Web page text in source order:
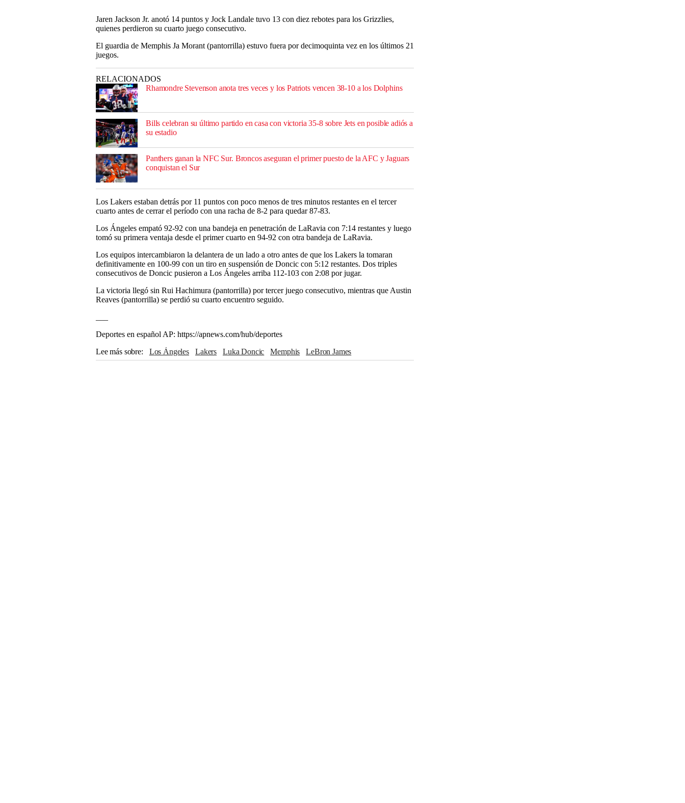
Jaren Jackson Jr. anotó 14 puntos y Jock Landale tuvo 13 con diez rebotes para los Grizzlies,
quienes perdieron su cuarto juego consecutivo.
El guardia de Memphis Ja Morant (pantorrilla) estuvo fuera por decimoquinta vez en los últimos 21
juegos.
RELACIONADOS
Rhamondre Stevenson anota tres veces y los Patriots vencen 38-10 a los Dolphins
Bills celebran su último partido en casa con victoria 35-8 sobre Jets en posible adiós a
su estadio
Panthers ganan la NFC Sur. Broncos aseguran el primer puesto de la AFC y Jaguars
conquistan el Sur
Los Lakers estaban detrás por 11 puntos con poco menos de tres minutos restantes en el tercer
cuarto antes de cerrar el período con una racha de 8-2 para quedar 87-83.
Los Ángeles empató 92-92 con una bandeja en penetración de LaRavia con 7:14 restantes y luego
tomó su primera ventaja desde el primer cuarto en 94-92 con otra bandeja de LaRavia.
Los equipos intercambiaron la delantera de un lado a otro antes de que los Lakers la tomaran
definitivamente en 100-99 con un tiro en suspensión de Doncic con 5:12 restantes. Dos triples
consecutivos de Doncic pusieron a Los Ángeles arriba 112-103 con 2:08 por jugar.
La victoria llegó sin Rui Hachimura (pantorrilla) por tercer juego consecutivo, mientras que Austin
Reaves (pantorrilla) se perdió su cuarto encuentro seguido.
Deportes en español AP: https://apnews.com/hub/deportes
Lee más sobre
Los Ángeles Lakers Luka Doncic Memphis LeBron James